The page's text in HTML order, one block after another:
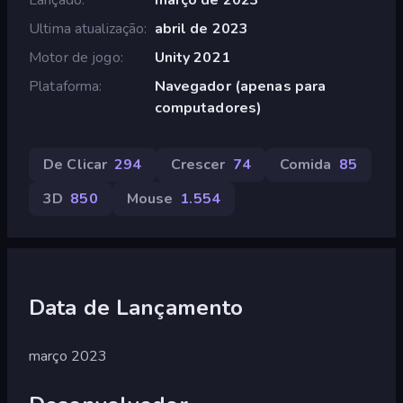
Ultima atualização
abril de 2023
Motor de jogo
Unity 2021
Plataforma
Navegador (apenas para
computadores)
De Clicar 294 Crescer 74 Comida 85
3D 850 Mouse 1.554
Data de Lançamento
março 2023